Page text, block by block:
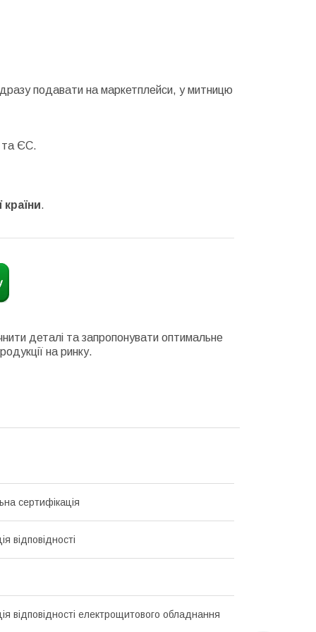
подавати на маркетплейси, у митницю
та ЄС.
.
деталі та запропонувати оптимальне
на ринку.
сертифікація
відповідності
відповідності електрощитового обладнання